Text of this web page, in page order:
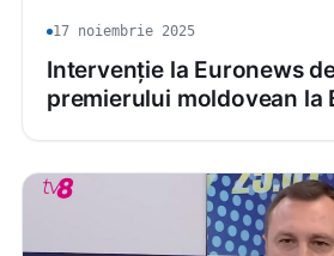
17 noiembrie 2025
Intervenție la Euronews
premierului moldovean la